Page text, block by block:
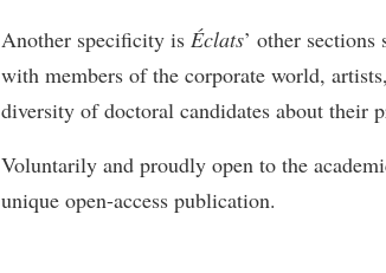
Another specificity is Éclats’ other sections
with members of the corporate world,
diversity of doctoral candidates about their
Voluntarily and proudly open to the
unique open-access publication.